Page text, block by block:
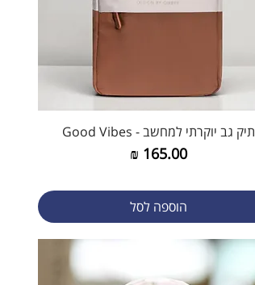
תצוגה מהירה
תיק גב יוקרתי למחשב - Good Vibes
מחיר‏165.00 ‏₪
הוספה לסל